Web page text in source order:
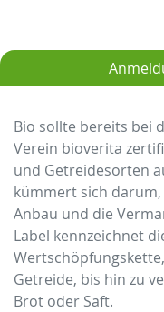
Bio sollte bereits bei
Verein bioverita
und Getreidesorten
kümmert sich
Anbau und die
Label kennzeichnet
Getreide, bis hin zu
Brot oder Saft.